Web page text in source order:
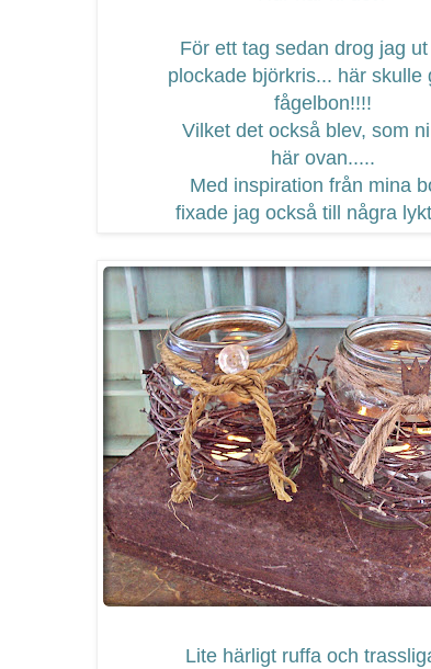
För ett tag sedan drog jag
plockade björkris... här skulle
fågelbon!!!!
Vilket det också blev, som
här ovan.....
Med inspiration från mina
fixade jag också till några
Lite härligt ruffa och